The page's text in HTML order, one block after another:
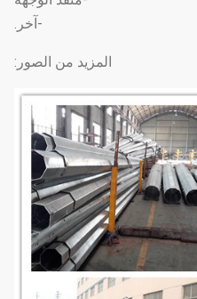
-آخر.
المزيد من الصور: